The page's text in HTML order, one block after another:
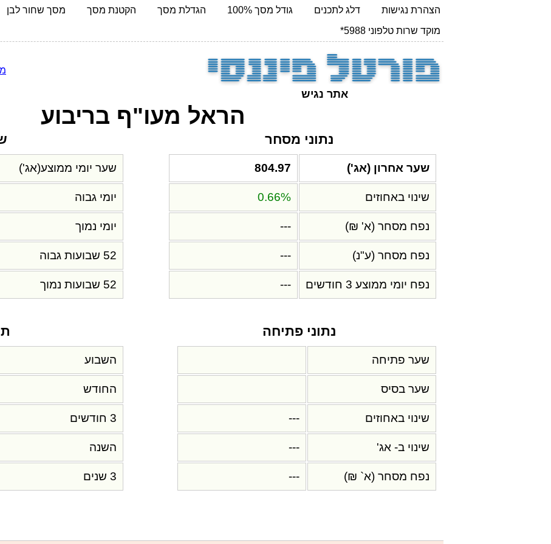
הצהרת נגישות דלג לתכנים גודל מסך 100% הגדלת מסך הקטנת מסך מסך שחור לבן
מוקד שרות טלפוני 5988*
אתר נגיש
הראל מעו"ף בריבוע
נתוני מסחר
שער אחרון (אג') 804.97
שינוי באחוזים 0.66%
נפח מסחר (א' ₪) ---
נפח מסחר (ע"נ) ---
נפח יומי ממוצע 3 חודשים ---
שער יומי ממוצע(אג')
יומי גבוה
יומי נמוך
52 שבועות גבוה
52 שבועות נמוך
נתוני פתיחה
שער פתיחה
שער בסיס
שינוי באחוזים ---
שינוי ב- אג' ---
נפח מסחר (א` ₪) ---
השבוע
החודש
3 חודשים
השנה
3 שנים